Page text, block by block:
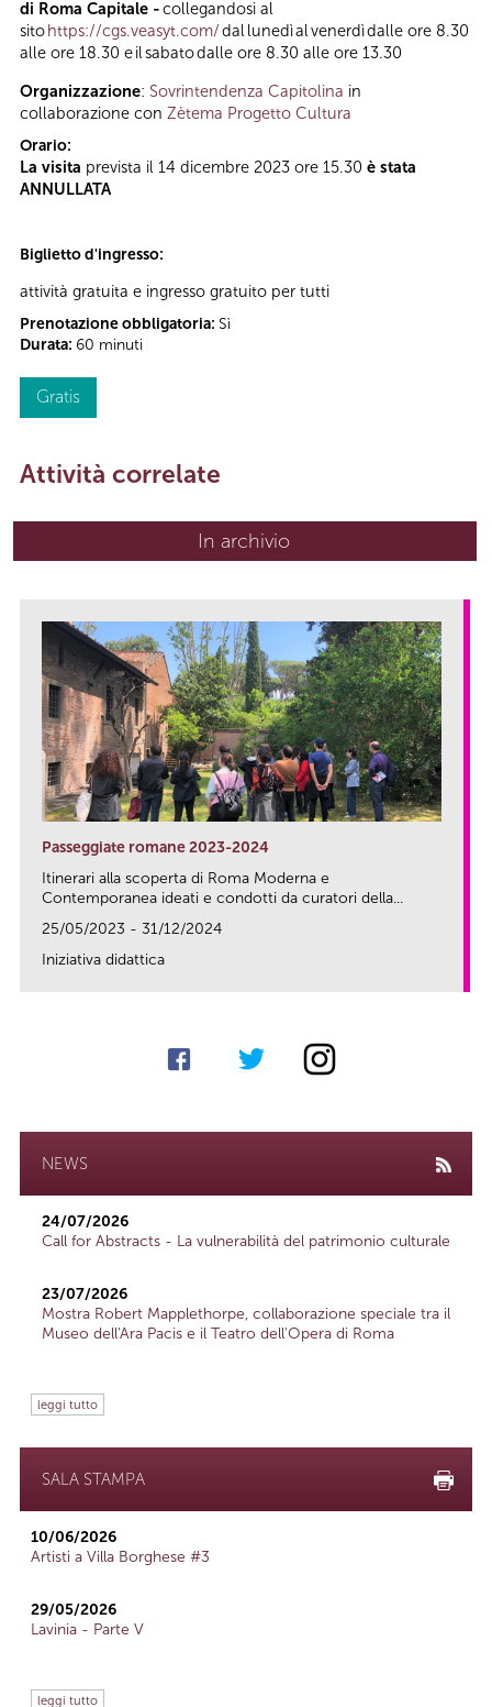
di Roma Capitale -collegandosi al
sitohttps://cgs.veasyt.com/dal lunedì al venerdì dalle ore 8.30
alle ore 18.30 e il sabato dalle ore 8.30 alle ore 13.30
Organizzazione: Sovrintendenza Capitolina in
collaborazione con Zètema Progetto Cultura
Orario:
La visita prevista il 14 dicembre 2023 ore 15.30 è stata
ANNULLATA
Biglietto d'ingresso:
attività gratuita e ingresso gratuito per tutti
Prenotazione obbligatoria: Sì
Durata: 60 minuti
Gratis
Attività correlate
In archivio
Passeggiate romane 2023-2024
Itinerari alla scoperta di Roma Moderna e
Contemporanea ideati e condotti da curatori della...
25/05/2023 - 31/12/2024
Iniziativa didattica
NEWS
24/07/2026
Call for Abstracts - La vulnerabilità del patrimonio culturale
23/07/2026
Mostra Robert Mapplethorpe, collaborazione speciale tra il
Museo dell'Ara Pacis e il Teatro dell'Opera di Roma
leggi tutto
SALA STAMPA
10/06/2026
Artisti a Villa Borghese #3
29/05/2026
Lavinia - Parte V
leggi tutto